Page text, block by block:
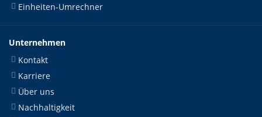
Einheiten-Umrechner
Unternehmen
Kontakt
Karriere
Über uns
Nachhaltigkeit